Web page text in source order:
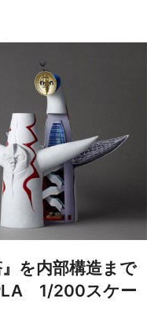
を内部構造まで
1/200スケー